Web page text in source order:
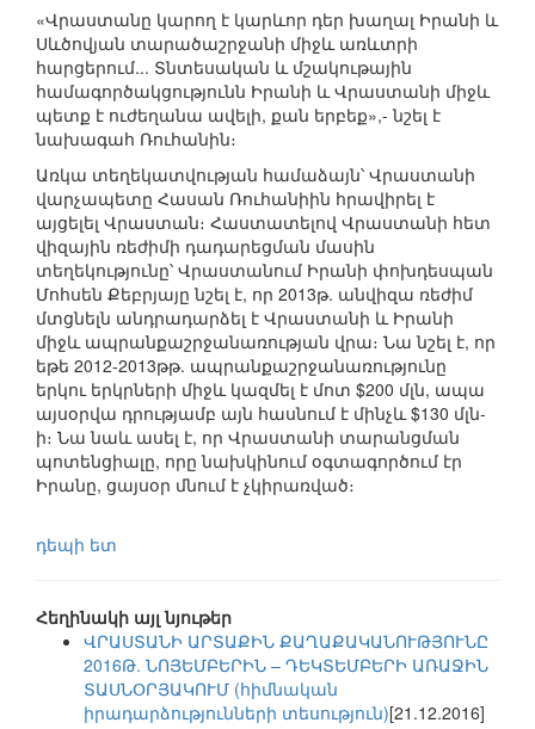
«Վրաստանը կարող է կարևոր դեր խաղալ Իրանի և
Սևծովյան տարածաշրջանի միջև առևտրի
հարցերում... Տնտեսական և մշակութային
համագործակցությունն Իրանի և Վրաստանի միջև
պետք է ուժեղանա ավելի, քան երբեք»,- նշել է
նախագահ Ռուհանին։
Առկա տեղեկատվության համաձայն՝ Վրաստանի
վարչապետը Հասան Ռուհանիին հրավիրել է
այցելել Վրաստան։ Հաստատելով Վրաստանի հետ
վիզային ռեժիմի դադարեցման մասին
տեղեկությունը՝ Վրաստանում Իրանի փոխդեսպան
Մոհսեն Քեբրյայը նշել է, որ 2013թ. անվիզա ռեժիմ
մտցնելն անդրադարձել է Վրաստանի և Իրանի
միջև ապրանքաշրջանառության վրա։ Նա նշել է, որ
եթե 2012-2013թթ. ապրանքաշրջանառությունը
երկու երկրների միջև կազմել է մոտ $200 մլն, ապա
այսօրվա դրությամբ այն հասնում է մինչև $130 մլն-
ի։ Նա նաև ասել է, որ Վրաստանի տարանցման
պոտենցիալը, որը նախկինում օգտագործում էր
Իրանը, ցայսօր մնում է չկիրառված։
դեպի ետ
Հեղինակի այլ նյութեր
ՎՐԱՍՏԱՆԻ ԱՐՏԱՔԻՆ ՔԱՂԱՔԱԿԱՆՈՒԹՅՈՒՆԸ
2016Թ. ՆՈՅԵՄԲԵՐԻՆ – ԴԵԿՏԵՄԲԵՐԻ ԱՌԱՋԻՆ
ՏԱՍՆՕՐՅԱԿՈՒՄ (հիմնական
իրադարձությունների տեսություն)[21.12.2016]